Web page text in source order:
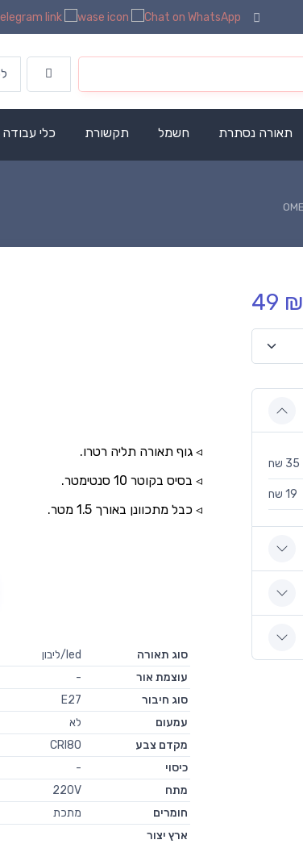
תאורה נסתרת חשמל תקשורת כלי עבודה
◃ גוף תאורה תליה רטרו.
◃ בסיס בקוטר 10 סנטימטר.
◃ כבל מתכוונן באורך 1.5 מטר.
49 ₪
35 שח
19 שח
סוג תאורה led/ליבון
עוצמת אור
-
סוג חיבור
E27
עמעום
לא
מקדם צבע
CRI80
כיסוי
-
מתח
220V
חומרים
מתכת
ארץ יצור